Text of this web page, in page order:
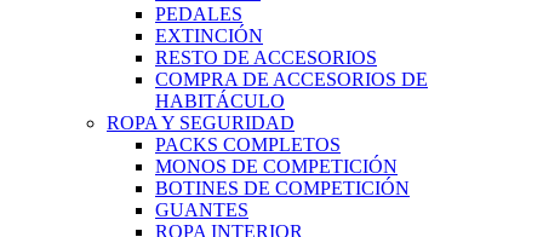
PEDALES
EXTINCIÓN
RESTO DE ACCESORIOS
COMPRA DE ACCESORIOS DE
HABITÁCULO
ROPA Y SEGURIDAD
PACKS COMPLETOS
MONOS DE COMPETICIÓN
BOTINES DE COMPETICIÓN
GUANTES
ROPA INTERIOR